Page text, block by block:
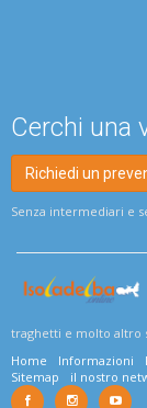
Cerchi una
Richiedi un
Senza intermediari e
traghetti e molto altro
Home
Informazioni
Sitemap
il nostro